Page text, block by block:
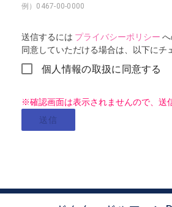
例）0467-00-0000
送信するには プライバシーポリシー
同意していただける場合は、以下にチ
個人情報の取扱に同意する
※確認画面は表示されませんので、送
送信